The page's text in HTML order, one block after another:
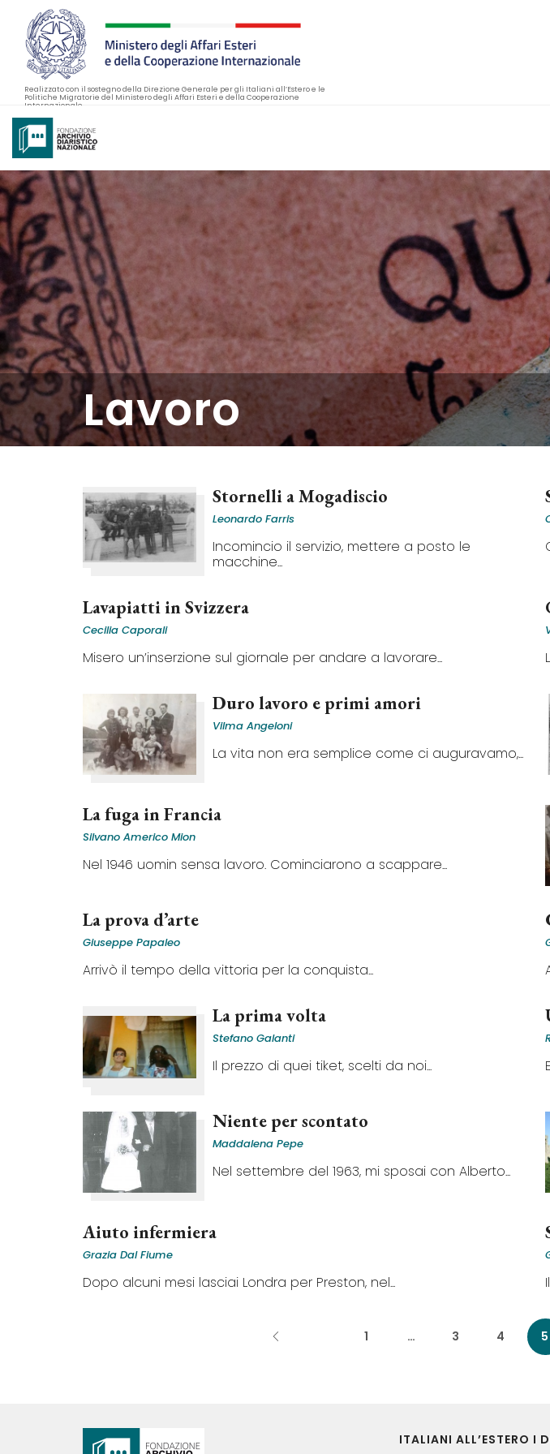
Realizzato con il sostegno della Direzione Generale per gli Italiani all’Estero e le
Politiche Migratorie del Ministero degli Affari Esteri e della Cooperazione
Internazionale
lavoro
Stornelli a Mogadiscio
Leonardo Farris
Incomincio il servizio, mettere a posto le
macchine...
Lavapiatti in Svizzera
Cecilia Caporali
Misero un’inserzione sul giornale per andare a lavorare...
Duro lavoro e primi amori
Vilma Angeloni
La vita non era semplice come ci auguravamo,...
La fuga in Francia
Silvano Americo Mion
Nel 1946 uomin sensa lavoro. Cominciarono a scappare...
La prova d’arte
Giuseppe Papaleo
Arrivò il tempo della vittoria per la conquista...
La prima volta
Stefano Galanti
Il prezzo di quei tiket, scelti da noi...
Niente per scontato
Maddalena Pepe
Nel settembre del 1963, mi sposai con Alberto...
Aiuto infermiera
Grazia Dal Fiume
Dopo alcuni mesi lasciai Londra per Preston, nel...
1 … 3 4 5
ITALIANI ALL’ESTERO I